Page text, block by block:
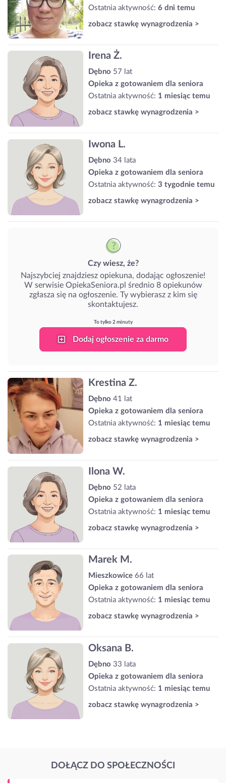
Ostatnia aktywność: 6 dni temu
zobacz stawkę wynagrodzenia >
Irena Ż.
Dębno 57 lat
Opieka z gotowaniem dla seniora
Ostatnia aktywność: 1 miesiąc temu
zobacz stawkę wynagrodzenia >
Iwona L.
Dębno 34 lata
Opieka z gotowaniem dla seniora
Ostatnia aktywność: 3 tygodnie temu
zobacz stawkę wynagrodzenia >
Czy wiesz, że?
Najszybciej znajdziesz opiekuna, dodając ogłoszenie!
W serwisie OpiekaSeniora.pl średnio 8 opiekunów
zgłasza się na ogłoszenie. Ty wybierasz z kim się
skontaktujesz.
To tylko 2 minuty
Dodaj ogłoszenie za darmo
Krestina Z.
Dębno 41 lat
Opieka z gotowaniem dla seniora
Ostatnia aktywność: 1 miesiąc temu
zobacz stawkę wynagrodzenia >
Ilona W.
Dębno 52 lata
Opieka z gotowaniem dla seniora
Ostatnia aktywność: 1 miesiąc temu
zobacz stawkę wynagrodzenia >
Marek M.
Mieszkowice 66 lat
Opieka z gotowaniem dla seniora
Ostatnia aktywność: 1 miesiąc temu
zobacz stawkę wynagrodzenia >
Oksana B.
Dębno 33 lata
Opieka z gotowaniem dla seniora
Ostatnia aktywność: 1 miesiąc temu
zobacz stawkę wynagrodzenia >
DOŁĄCZ DO SPOŁECZNOŚCI